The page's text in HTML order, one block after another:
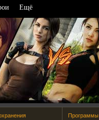
Программы
Ещё